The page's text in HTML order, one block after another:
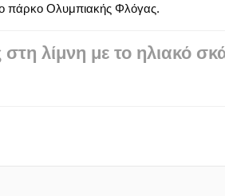
πάρκο Ολυμπιακής Φλόγας.
λίμνη με το ηλιακό